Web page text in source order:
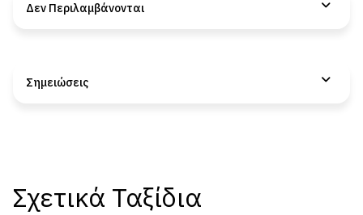
Δεν Περιλαμβάνονται
Σημειώσεις
Σχετικά Ταξίδια